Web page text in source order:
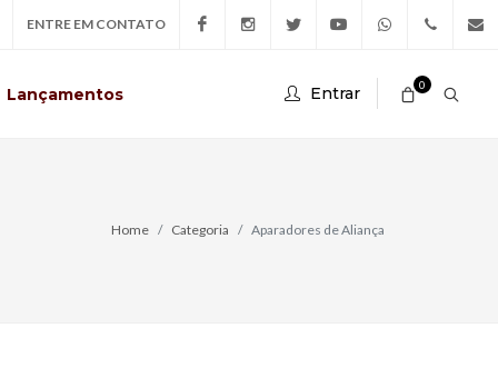
Whatsapp
(44)
ENTRE EM CONTATO
Lançamentos 0
Entrar
Home Categoria Aparadores de Aliança